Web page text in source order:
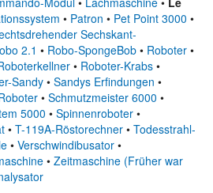
• Patron • Pet Point 3000 •
Sechskant-
2.1 • Robo-SpongeBob • Roboter •
• Roboter-Krabs •
Sandy • Sandys Erfindungen •
• Schmutzmeister 6000 •
5000 • Spinnenroboter •
• T-119A-Röstorechner • Todesstrahl-
• Verschwindibusator •
• Zeitmaschine (Früher war